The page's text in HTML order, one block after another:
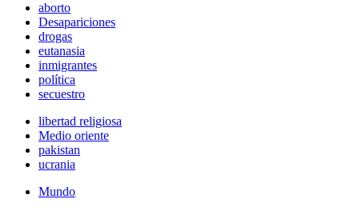
aborto
Desapariciones
drogas
eutanasia
inmigrantes
política
secuestro
libertad religiosa
Medio oriente
pakistan
ucrania
Mundo